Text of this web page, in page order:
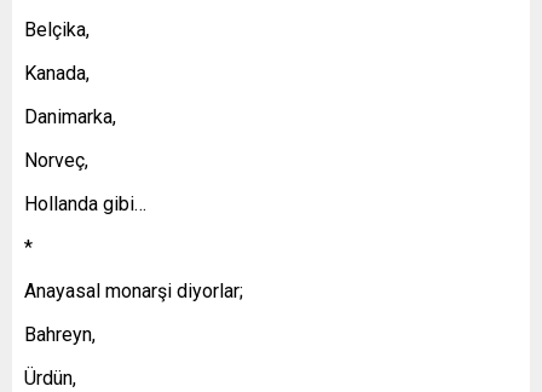
Belçika,
Kanada,
Danimarka,
Norveç,
Hollanda gibi…
*
Anayasal monarşi diyorlar;
Bahreyn,
Ürdün,